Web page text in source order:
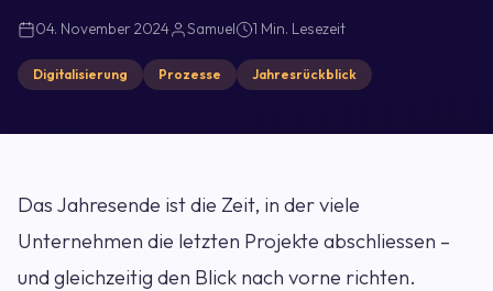
04. November 2024 Samuel 1 Min. Lesezeit
Digitalisierung Prozesse Jahresrückblick
Das Jahresende ist die Zeit, in der viele
Unternehmen die letzten Projekte abschliessen –
und gleichzeitig den Blick nach vorne richten.